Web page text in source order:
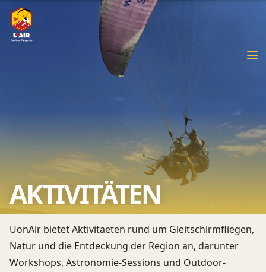
AKTIVITÄTEN
UonAir bietet Aktivitaeten rund um Gleitschirmfliegen,
Natur und die Entdeckung der Region an, darunter
Workshops, Astronomie-Sessions und Outdoor-